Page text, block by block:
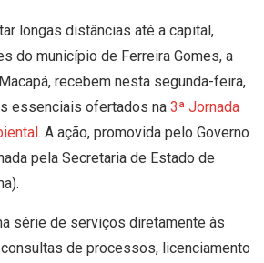
longas distâncias até a capital,
do município de Ferreira Gomes, a
recebem nesta segunda-feira,
essenciais ofertados na 3ª Jornada
. A ação, promovida pelo Governo
pela Secretaria de Estado de
série de serviços diretamente às
de processos, licenciamento